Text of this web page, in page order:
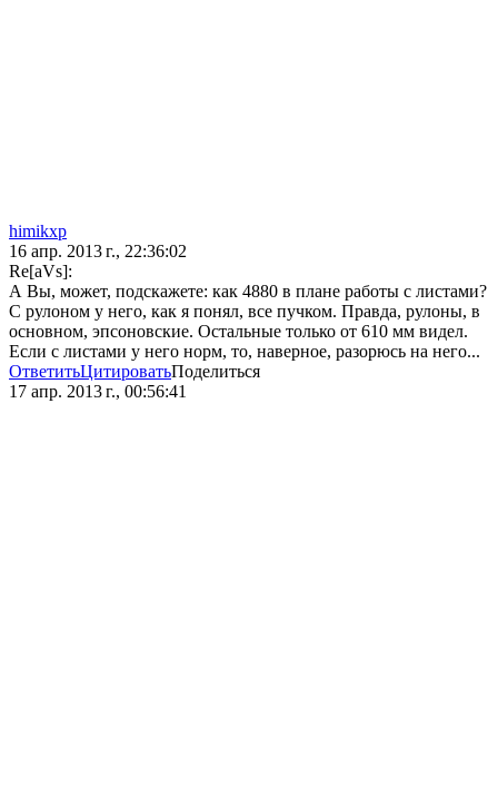
himikxp
16 апр. 2013 г., 22:36:02
Re[aVs]:
А Вы, может, подскажете: как 4880 в плане работы с листами?
С рулоном у него, как я понял, все пучком. Правда, рулоны, в
основном, эпсоновские. Остальные только от 610 мм видел.
Если с листами у него норм, то, наверное, разорюсь на него...
ОтветитьЦитироватьПоделиться
17 апр. 2013 г., 00:56:41